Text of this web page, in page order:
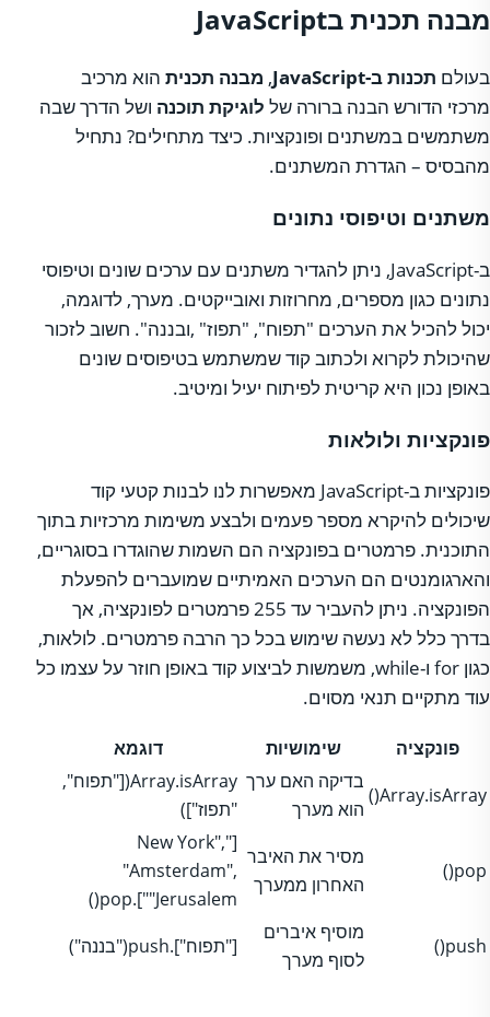
מבנה תכנית בJavaScript
בעולם תכנות ב-JavaScript , מבנה תכנית הוא מרכיב
מרכזי הדורש הבנה ברורה של לוגיקת תוכנה ושל הדרך שבה
משתמשים במשתנים ופונקציות. כיצד מתחילים? נתחיל
מהבסיס – הגדרת המשתנים.
משתנים וטיפוסי נתונים
ב-JavaScript, ניתן להגדיר משתנים עם ערכים שונים וטיפוסי
נתונים כגון מספרים, מחרוזות ואובייקטים. מערך, לדוגמה,
יכול להכיל את הערכים "תפוח", "תפוז" ,ובננה". חשוב לזכור
שהיכולת לקרוא ולכתוב קוד שמשתמש בטיפוסים שונים
באופן נכון היא קריטית לפיתוח יעיל ומיטיב.
פונקציות ולולאות
פונקציות ב-JavaScript מאפשרות לנו לבנות קטעי קוד
שיכולים להיקרא מספר פעמים ולבצע משימות מרכזיות בתוך
התוכנית. פרמטרים בפונקציה הם השמות שהוגדרו בסוגריים,
והארגומנטים הם הערכים האמיתיים שמועברים להפעלת
הפונקציה. ניתן להעביר עד 255 פרמטרים לפונקציה, אך
בדרך כלל לא נעשה שימוש בכל כך הרבה פרמטרים. לולאות,
כגון for ו-while, משמשות לביצוע קוד באופן חוזר על עצמו כל
עוד מתקיים תנאי מסוים.
פונקציה שימושיות
דוגמא
Array.isArray()
בדיקה האם ערך
הוא מערך
Array.isArray(["תפוח",
"תפוז"])
pop()
מסיר את האיבר
האחרון ממערך
["New York",
"Amsterdam",
"Jerusalem"].pop()
push()
מוסיף איברים
לסוף מערך
["תפוח"].push("בננה")